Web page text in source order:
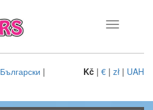
Toggle
Български |
Kč| €| zł| UAH